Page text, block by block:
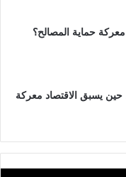
حماية المصالح؟
يسبق الاقتصاد معركة